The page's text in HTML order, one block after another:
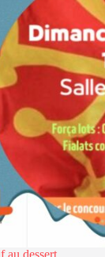
au dessert